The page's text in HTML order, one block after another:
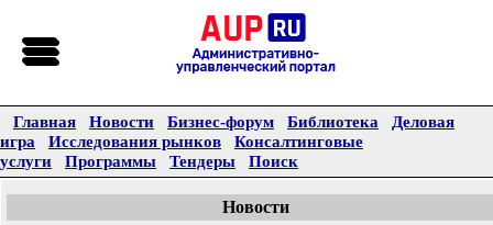
Главная Новости Бизнес-форум Библиотека
Деловая
игра
Исследования рынков
Консалтинговые
услуги
Программы Тендеры Поиск
Новости